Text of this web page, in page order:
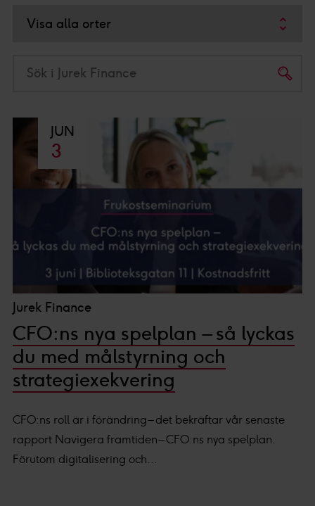
Sök i Jurek Finance
JUN
3
Jurek Finance
CFO:ns nya spelplan – så lyckas
du med målstyrning och
strategiexekvering
CFO:ns roll är i förändring – det bekräftar vår senaste
rapport Navigera framtiden – CFO:ns nya spelplan.
Förutom digitalisering och...